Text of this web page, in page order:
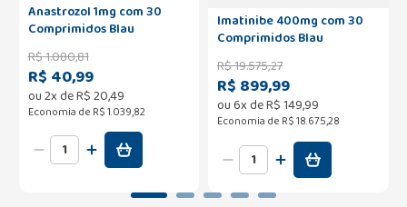
Anastrozol 1mg com 30
Comprimidos Blau
R$1.080,81
R$ 40,99
ou2x deR$20,49
Economia de R$ 1.039,82
Imatinibe 400mg com 30
Comprimidos Blau
R$19.575,27
R$ 899,99
ou6x deR$149,99
Economia de R$ 18.675,28